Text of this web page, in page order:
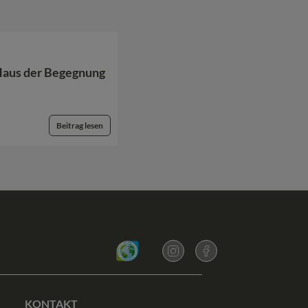
der Begegnung
Beitrag lesen
KONTAKT